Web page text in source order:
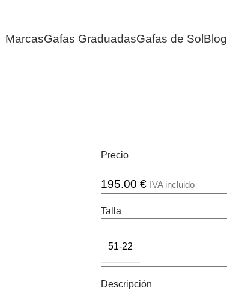
MarcasGafas GraduadasGafas de Sol Blog
Precio
195.00 € IVA incluido
Talla
51-22
Descripción